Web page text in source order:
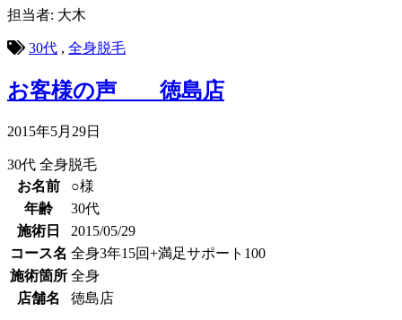
担当者: 大木
30代 , 全身脱毛
お客様の声 徳島店
2015年5月29日
30代 全身脱毛
お名前
○様
年齢
30代
施術日
2015/05/29
コース名 全身3年15回+満足サポート100
施術箇所 全身
店舗名
徳島店